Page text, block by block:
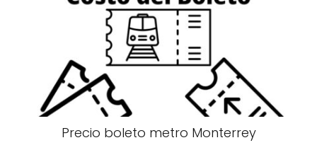
Precio boleto metro Monterrey